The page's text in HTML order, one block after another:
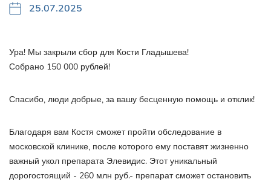
25.07.2025
Ура! Мы закрыли сбор для Кости Гладышева!
Собрано 150 000 рублей!
Спасибо, люди добрые, за вашу бесценную помощь и отклик!
Благодаря вам Костя сможет пройти обследование в
московской клинике, после которого ему поставят жизненно
важный укол препарата Элевидис. Этот уникальный
дорогостоящий - 260 млн руб.- препарат сможет остановить